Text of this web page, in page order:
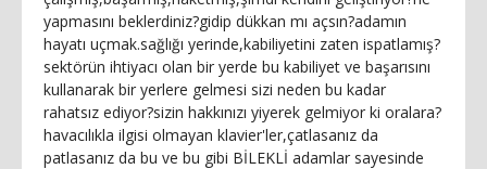
yapmasını beklerdiniz?gidip dükkan mı açsın?adamın
hayatı uçmak.sağlığı yerinde,kabiliyetini zaten ispatlamış?
sektörün ihtiyacı olan bir yerde bu kabiliyet ve başarısını
kullanarak bir yerlere gelmesi sizi neden bu kadar
rahatsız ediyor?sizin hakkınızı yiyerek gelmiyor ki oralara?
havacılıkla ilgisi olmayan klavier'ler,çatlasanız da
patlasanız da bu ve bu gibi BİLEKLİ adamlar sayesinde